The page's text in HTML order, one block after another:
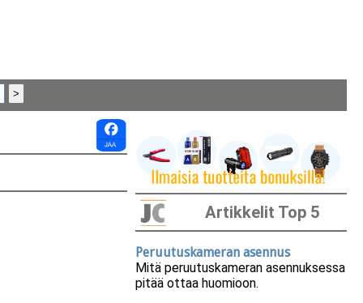
Artikkelit Top 5
Peruutuskameran asennus
Mitä peruutuskameran asennuksessa
pitää ottaa huomioon.